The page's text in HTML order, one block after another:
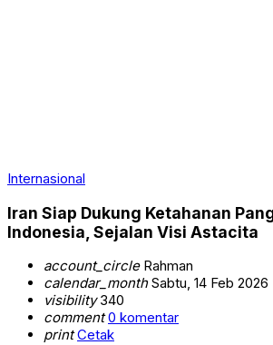
Internasional
Iran Siap Dukung Ketahanan
Indonesia, Sejalan Visi Astacita
account_circleRahman
calendar_monthSabtu, 14 Feb 2026
visibility340
comment 0 komentar
print Cetak